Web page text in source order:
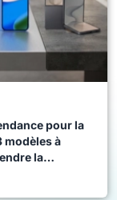
pour la
modèles à
la